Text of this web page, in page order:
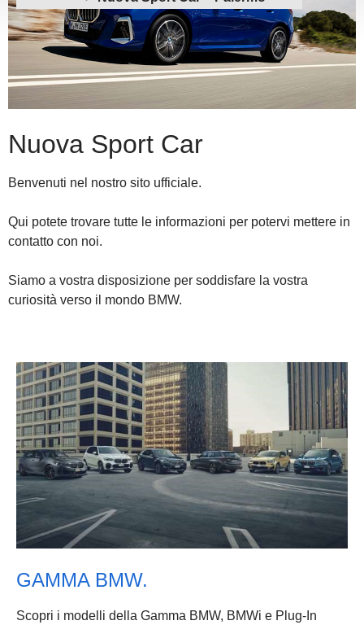
Nuova Sport Car
Benvenuti nel nostro sito ufficiale.
Qui potete trovare tutte le informazioni per potervi mettere in
contatto con noi.
Siamo a vostra disposizione per soddisfare la vostra
curiosità verso il mondo BMW.
GAMMA BMW.
Scopri i modelli della Gamma BMW, BMWi e Plug-In